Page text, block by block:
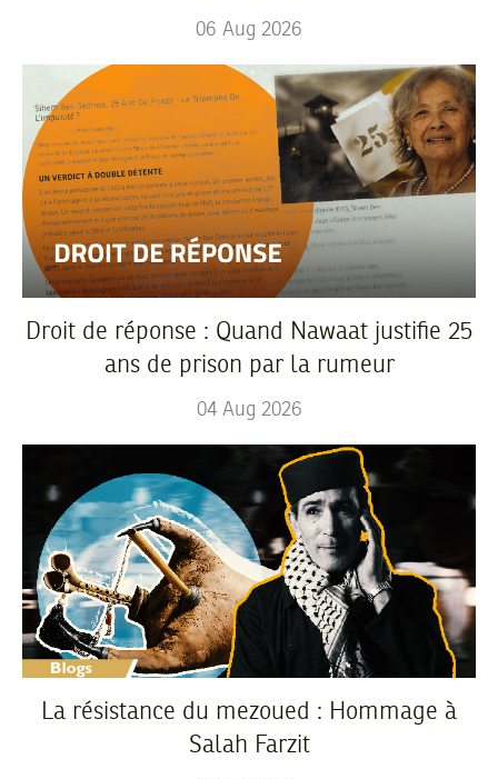
06 Aug 2026
Droit de réponse : Quand Nawaat justifie 25
ans de prison par la rumeur
04 Aug 2026
La résistance du mezoued : Hommage à
Salah Farzit